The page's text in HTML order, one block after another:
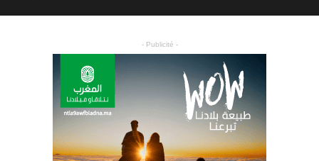
- Publicité -